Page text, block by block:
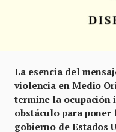
La esencia del
violencia en Medio
termine la ocupación
obstáculo para poner
gobierno de Estados